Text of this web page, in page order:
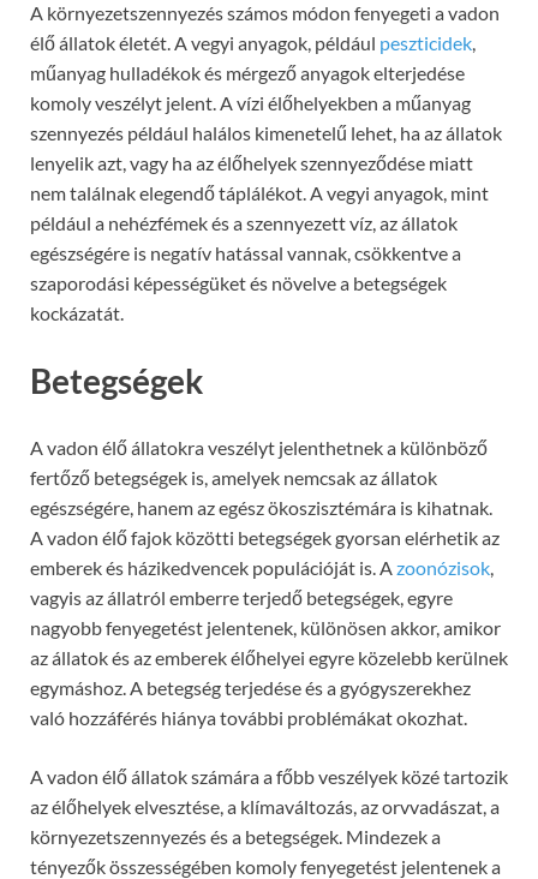
A környezetszennyezés számos módon fenyegeti a vadon
élő állatok életét. A vegyi anyagok, például peszticidek,
műanyag hulladékok és mérgező anyagok elterjedése
komoly veszélyt jelent. A vízi élőhelyekben a műanyag
szennyezés például halálos kimenetelű lehet, ha az állatok
lenyelik azt, vagy ha az élőhelyek szennyeződése miatt
nem találnak elegendő táplálékot. A vegyi anyagok, mint
például a nehézfémek és a szennyezett víz, az állatok
egészségére is negatív hatással vannak, csökkentve a
szaporodási képességüket és növelve a betegségek
kockázatát.
Betegségek
A vadon élő állatokra veszélyt jelenthetnek a különböző
fertőző betegségek is, amelyek nemcsak az állatok
egészségére, hanem az egész ökoszisztémára is kihatnak.
A vadon élő fajok közötti betegségek gyorsan elérhetik az
emberek és házikedvencek populációját is. A zoonózisok
vagyis az állatról emberre terjedő betegségek, egyre
nagyobb fenyegetést jelentenek, különösen akkor, amikor
az állatok és az emberek élőhelyei egyre közelebb kerülnek
egymáshoz. A betegség terjedése és a gyógyszerekhez
való hozzáférés hiánya további problémákat okozhat.
A vadon élő állatok számára a főbb veszélyek közé tartozik
az élőhelyek elvesztése, a klímaváltozás, az orvvadászat, a
környezetszennyezés és a betegségek. Mindezek a
tényezők összességében komoly fenyegetést jelentenek a